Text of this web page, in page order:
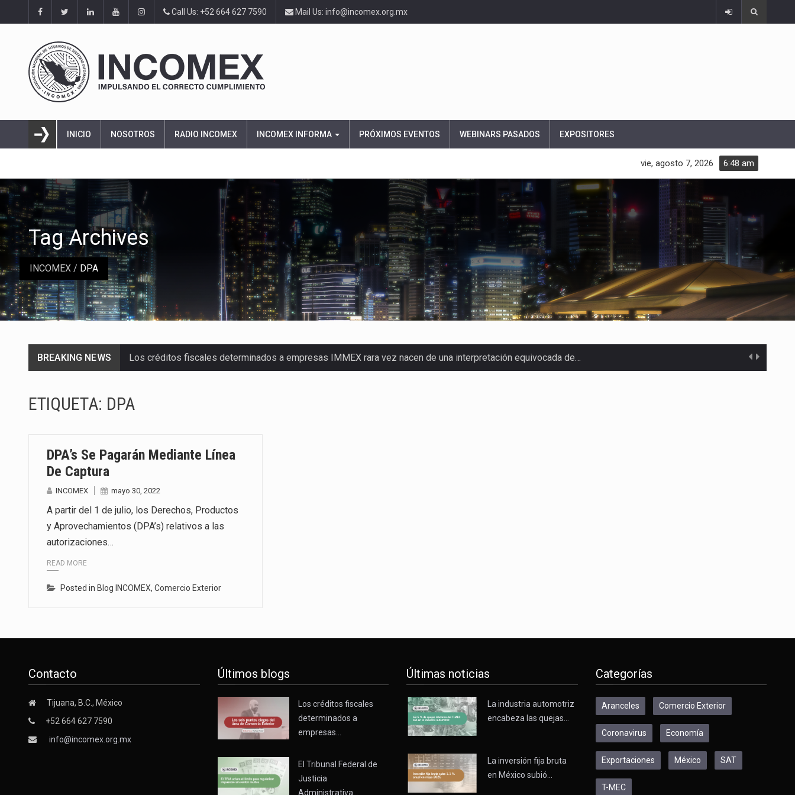
Call Us: +52 664 627 7590 Mail Us: info@incomex.org.mx
INICIO NOSOTROS RADIO INCOMEX INCOMEX INFORMA PRÓXIMOS EVENTOS WEBINARS PASADOS EXPOSITORES
6:48 am
vie, agosto 7, 2026
INCOMEX / DPA
Tag Archives
BREAKING NEWS Los créditos fiscales determinados a empresas IMMEX rara vez nacen de una interpretación equivocada de…
La inversión fija bruta en México registró un aumento de 1.1% interanual en mayo de…
El derecho a la previsibilidad de los horarios de trabajo en turnos rotativos podría ser…
La industria manufacturera de exportación afiliada a Index en Nuevo León ha alcanzado hasta 10%…
ETIQUETA: DPA
DPA’s Se Pagarán Mediante Línea
De Captura
INCOMEX mayo 30, 2022
A partir del 1 de julio, los Derechos, Productos
y Aprovechamientos (DPA’s) relativos a las
autorizaciones…
READ MORE
Posted in Blog INCOMEX, Comercio Exterior
Contacto
Tijuana, B.C., México
+52 664 627 7590
info@incomex.org.mx
Últimos blogs
Los créditos fiscales
determinados a
empresas…
El Tribunal Federal de
Justicia
Administrativa…
Últimas noticias
La industria automotriz
encabeza las quejas…
La inversión fija bruta
en México subió…
Categorías
Aranceles Comercio Exterior
Coronavirus Economía
Exportaciones México SAT
T-MEC